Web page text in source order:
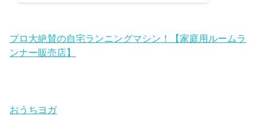
プロ大絶賛の自宅ランニングマシン！【家庭用ルームラ
ンナー販売店】
おうちヨガ